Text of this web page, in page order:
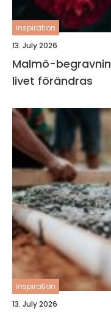
inspiration
13. July 2026
Malmö-
livet förändras
inspiration
13. July 2026